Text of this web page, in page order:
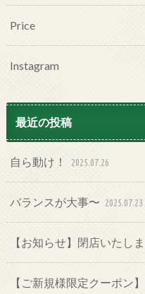
Price
Instagram
最近の投稿
自ら動け！ 2025.07.26
バランスが大事〜 2025.07.23
【お知らせ】閉店いたしま
【ご新規様限定クーポン